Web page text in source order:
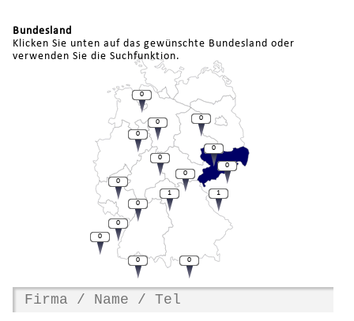
Bundesland
Klicken Sie unten auf das gewünschte Bundesland oder
verwenden Sie die Suchfunktion.
1
0
0
0
0
0
0
0
0
0
0
0
0
0
1
0